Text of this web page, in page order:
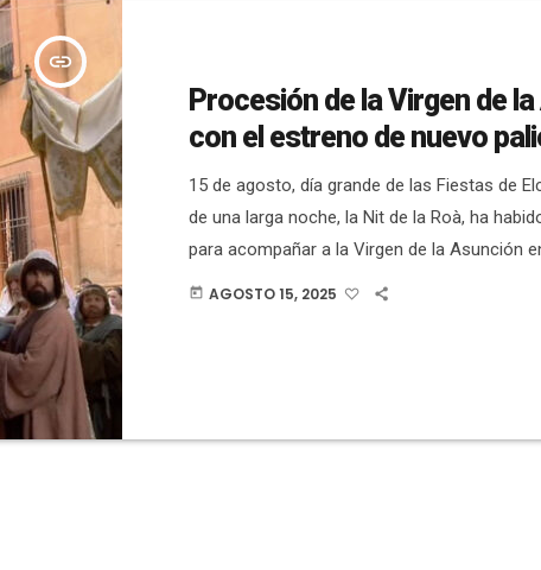
insert_link
Procesión de la Virgen de
con el estreno de nuevo
15 de agosto, día grande de las Fiestas de
de una larga noche, la Nit de la Roà, ha
para acompañar a la Virgen de la Asunción
El obispo de la Diócesis, José Ignacio
today AGOSTO 15, 2025